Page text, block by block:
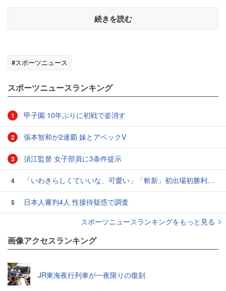
続きを読む
#スポーツニュース
スポーツニュースランキング
1 甲子園 10年ぶりに初戦で姿消す
2 張本智和が2連覇 妹とアベックV
3 須江監督 女子部員に3条件提示
4 「いわきらしくていいな、可愛い」「斬新」初出場初勝利の東日本国際大昌平、アルプス彩ったフラダンス部の応援に反響 部員は感無量「夢を見ているよう」
5
日本人審判4人 性接待疑惑で調査
スポーツニュースランキングをもっと見る
画像アクセスランキング
JR東海夜行列車が一夜限りの復刻